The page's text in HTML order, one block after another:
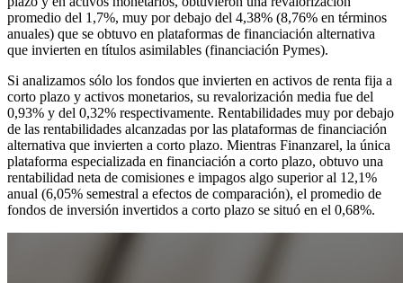
promedio del 1,7%, muy por debajo del 4,38% (8,76% en términos
anuales) que se obtuvo en plataformas de financiación alternativa
que invierten en títulos asimilables (financiación Pymes).
Si analizamos sólo los fondos que invierten en activos de renta fija a
corto plazo y activos monetarios, su revalorización media fue del
0,93% y del 0,32% respectivamente. Rentabilidades muy por debajo
de las rentabilidades alcanzadas por las plataformas de financiación
alternativa que invierten a corto plazo. Mientras Finanzarel, la única
plataforma especializada en financiación a corto plazo, obtuvo una
rentabilidad neta de comisiones e impagos algo superior al 12,1%
anual (6,05% semestral a efectos de comparación), el promedio de
fondos de inversión invertidos a corto plazo se situó en el 0,68%.